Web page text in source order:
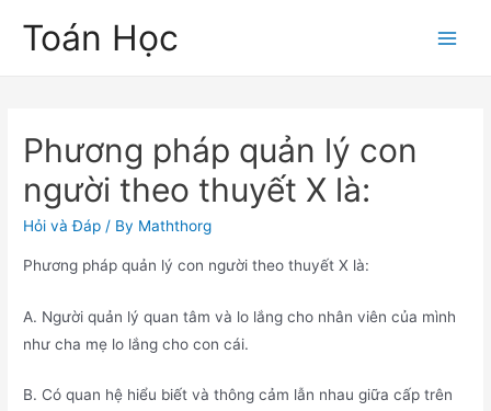
Toán Học
Phương pháp quản lý con
người theo thuyết X là:
Hỏi và Đáp / By Maththorg
Phương pháp quản lý con người theo thuyết X là:
A. Người quản lý quan tâm và lo lắng cho nhân viên của mình
như cha mẹ lo lắng cho con cái.
B. Có quan hệ hiểu biết và thông cảm lẫn nhau giữa cấp trên